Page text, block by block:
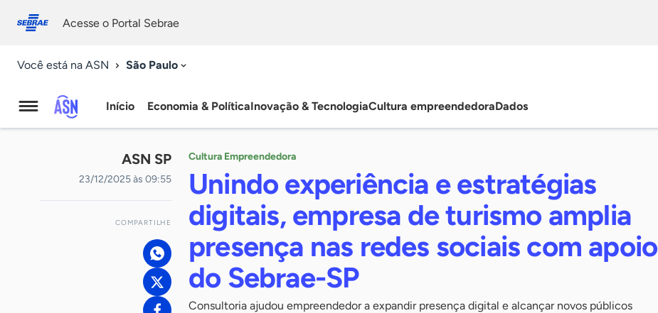
conosco
Acesse o Portal Sebrae
Você está na ASN São Paulo
Agência
Sebrae
Notícias
Início Economia & PolíticaInovação & TecnologiaCultura empreendedoraDados
ASN SP
23/12/2025 às 09:55
COMPARTILHE
Cultura Empreendedora
Unindo experiência e estratégias
digitais, empresa de turismo amplia
presença nas redes sociais com apoio
do Sebrae-SP
Consultoria ajudou empreendedor a expandir presença digital e alcançar novos públicos